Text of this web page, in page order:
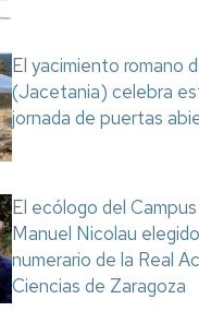
El yacimiento romano
(Jacetania) celebra
jornada de puertas
El ecólogo del
Manuel Nicolau
numerario de la Real
Ciencias de Zaragoza